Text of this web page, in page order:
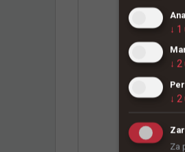
↓ 1
↓ 2
↓ 2
Za